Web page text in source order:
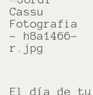
El día de